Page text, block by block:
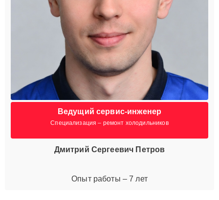
Ведущий сервис-инженер
Специализация – ремонт холодильников
Дмитрий Сергеевич Петров
Опыт работы – 7 лет